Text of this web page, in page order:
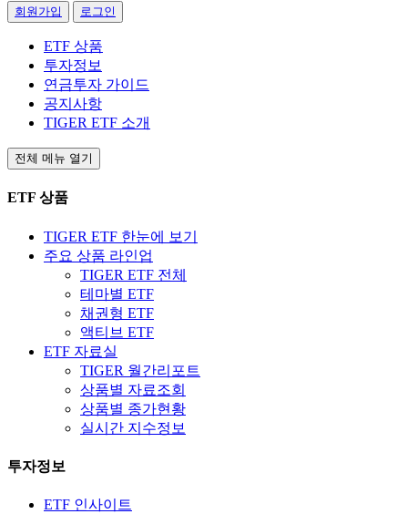
회원가입 로그인
ETF 상품
투자정보
연금투자 가이드
공지사항
TIGER ETF 소개
전체 메뉴 열기
ETF 상품
TIGER ETF 한눈에 보기
주요 상품 라인업
TIGER ETF 전체
테마별 ETF
채권형 ETF
액티브 ETF
ETF 자료실
TIGER 월간리포트
상품별 자료조회
상품별 종가현황
실시간 지수정보
투자정보
ETF 인사이트